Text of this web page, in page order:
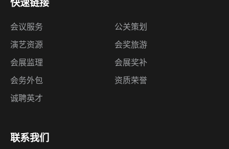
会展监理
会务外包
资质荣誉
诚聘英才
联系我们
18668161841